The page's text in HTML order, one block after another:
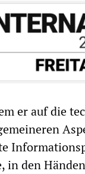
er auf die
in den